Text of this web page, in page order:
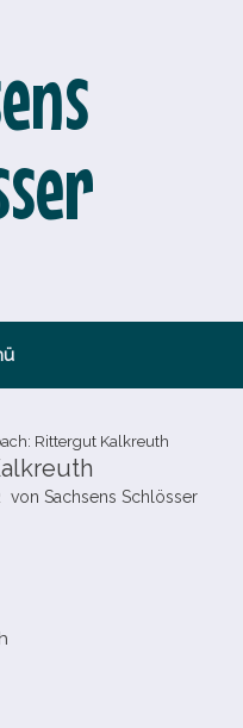
Rittergut Kalkreuth
von Sachsens Schlösser